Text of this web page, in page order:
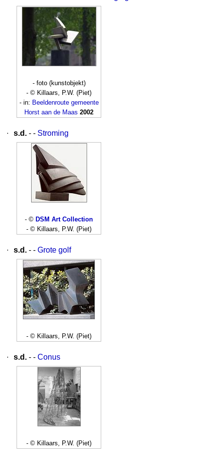
- foto (kunstobjekt)
- © Killaars, P.W. (Piet)
- in: Beeldenroute gemeente
Horst aan de Maas 2002
· s.d. - - Stroming
- © DSM Art Collection
- © Killaars, P.W. (Piet)
· s.d. - - Grote golf
- © Killaars, P.W. (Piet)
· s.d. - - Conus
- © Killaars, P.W. (Piet)